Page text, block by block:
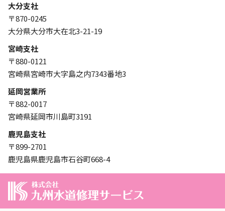
大分支社
〒870-0245
大分県大分市大在北3-21-19
宮崎支社
〒880-0121
宮崎県宮崎市大字島之内7343番地3
延岡営業所
〒882-0017
宮崎県延岡市川島町3191
鹿児島支社
〒899-2701
鹿児島県鹿児島市石谷町668-4